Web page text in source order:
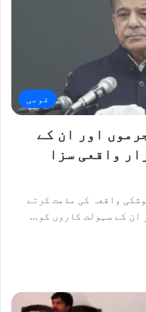
قومی
اور ان کے
واقعی سزا
واقعہ کی مذمت کرتے
ان کے سہولت کاروں کو…